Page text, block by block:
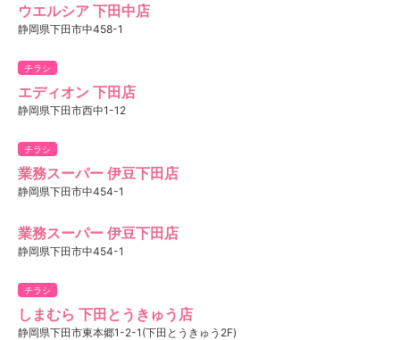
ウエルシア 下田中店
静岡県下田市中458-1
チラシ
エディオン 下田店
静岡県下田市西中1-12
チラシ
業務スーパー 伊豆下田店
静岡県下田市中454-1
業務スーパー 伊豆下田店
静岡県下田市中454-1
チラシ
しまむら 下田とうきゅう店
静岡県下田市東本郷1-2-1(下田とうきゅう2F)